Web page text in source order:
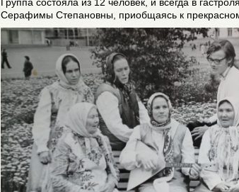
Серафимы Степановны, приобщаясь к